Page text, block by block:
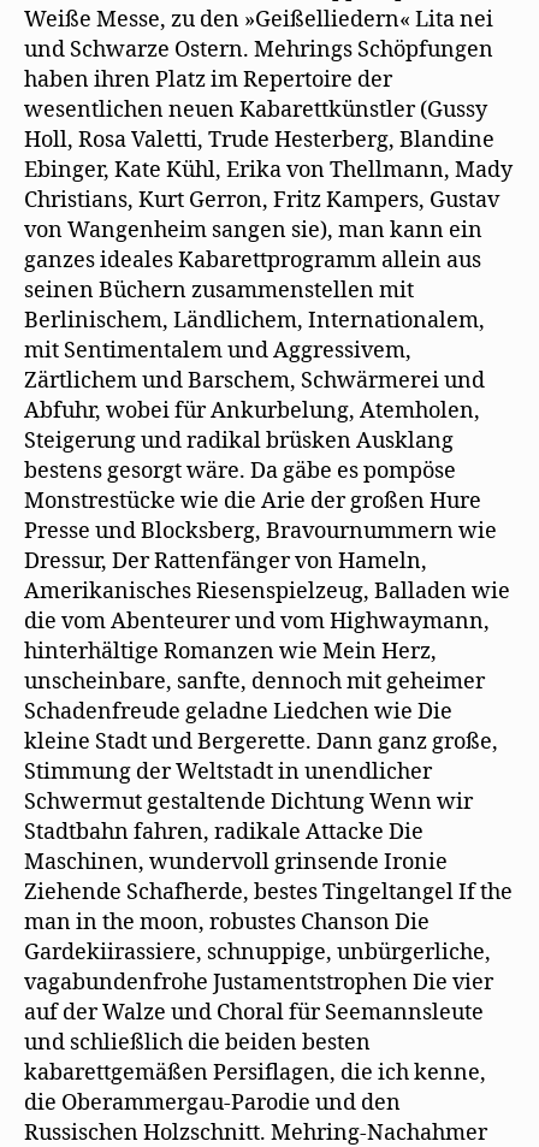
Weiße Messe, zu den »Geißelliedern« Lita nei
und Schwarze Ostern. Mehrings Schöpfungen
haben ihren Platz im Repertoire der
wesentlichen neuen Kabarettkünstler (Gussy
Holl, Rosa Valetti, Trude Hesterberg, Blandine
Ebinger, Kate Kühl, Erika von Thellmann, Mady
Christians, Kurt Gerron, Fritz Kampers, Gustav
von Wangenheim sangen sie), man kann ein
ganzes ideales Kabarettprogramm allein aus
seinen Büchern zusammenstellen mit
Berlinischem, Ländlichem, Internationalem,
mit Sentimentalem und Aggressivem,
Zärtlichem und Barschem, Schwärmerei und
Abfuhr, wobei für Ankurbelung, Atemholen,
Steigerung und radikal brüsken Ausklang
bestens gesorgt wäre. Da gäbe es pompöse
Monstrestücke wie die Arie der großen Hure
Presse und Blocksberg, Bravournummern wie
Dressur, Der Rattenfänger von Hameln,
Amerikanisches Riesenspielzeug, Balladen wie
die vom Abenteurer und vom Highwaymann,
hinterhältige Romanzen wie Mein Herz,
unscheinbare, sanfte, dennoch mit geheimer
Schadenfreude geladne Liedchen wie Die
kleine Stadt und Bergerette. Dann ganz große,
Stimmung der Weltstadt in unendlicher
Schwermut gestaltende Dichtung Wenn wir
Stadtbahn fahren, radikale Attacke Die
Maschinen, wundervoll grinsende Ironie
Ziehende Schafherde, bestes Tingeltangel If the
man in the moon, robustes Chanson Die
Gardekiirassiere, schnuppige, unbürgerliche,
vagabundenfrohe Justamentstrophen Die vier
auf der Walze und Choral für Seemannsleute
und schließlich die beiden besten
kabarettgemäßen Persiflagen, die ich kenne,
die Oberammergau-Parodie und den
Russischen Holzschnitt. Mehring-Nachahmer